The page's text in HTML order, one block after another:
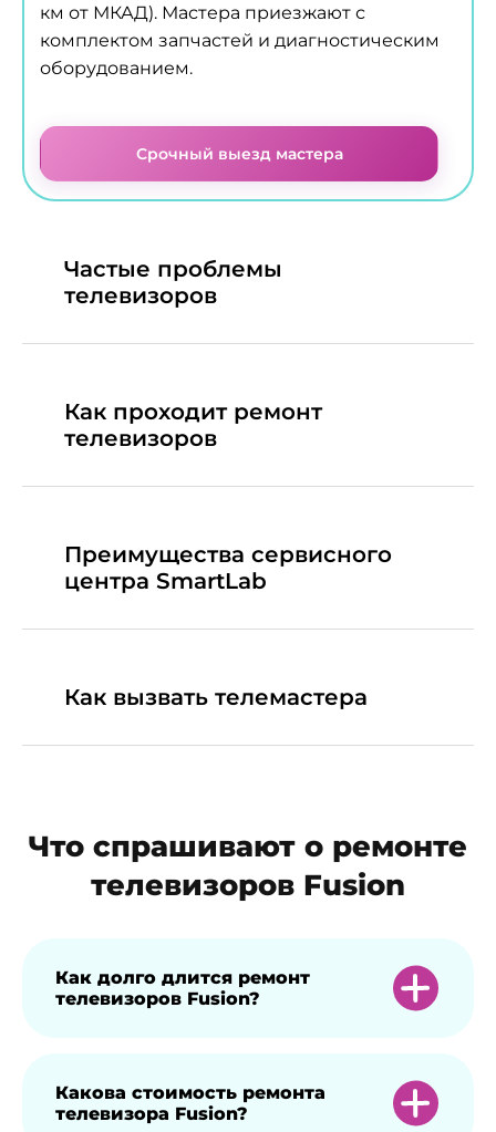
км от МКАД). Мастера приезжают с
комплектом запчастей и диагностическим
оборудованием.
Срочный выезд мастера
Частые проблемы
телевизоров
Как проходит ремонт
телевизоров
Преимущества сервисного
центра SmartLab
Как вызвать телемастера
Что спрашивают о ремонте
телевизоров Fusion
Как долго длится ремонт
телевизоров Fusion?
Время ремонта зависит от сложности
проблемы, но в чаще всего
Какова стоимость ремонта
телевизора Fusion?